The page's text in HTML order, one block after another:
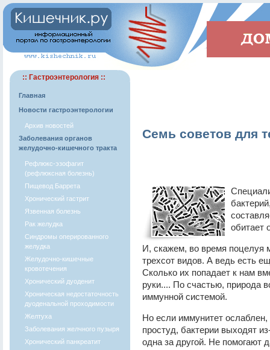
:: Гастроэнтерология ::
Главная
Новости гастроэнтерологии
Архив новостей
Заболевания органов
желудочно-кишечного тракта
Рефлюкс-эзофагит
(рефлюксная болезнь)
Пищевод Баррета
Хронический гастрит
Язвенная болезнь
Рак желудка
Синдромы оперированного
желудка
Желудочно-кишечные
кровотечения
Хронический дуоденит
Хроническая недостаточность
дуоденальной проходимости
Желтуха
Заболевания желчного пузыря
Хронический панкреатит
Семь советов для
обитает
И, скажем, во время поцелуя
трехсот видов. А ведь есть
Сколько их попадает к нам
руки.... По счастью, природа
иммунной системой.
Но если иммунитет ослаблен,
простуд, бактерии выходят
одна за другой. Не помогают